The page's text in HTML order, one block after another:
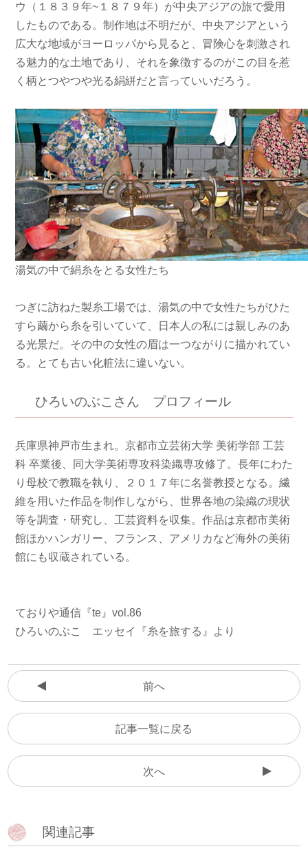
ウ（１８３９年~１８７９年）が中央アジアの旅で愛用
したものである。制作地は不明だが、中央アジアという
広大な地域がヨーロッパから見ると、冒険心を刺激され
る魅力的な土地であり、それを象徴するのがこの目を惹
く柄とつやつや光る絹絣だと言っていいだろう。
湯気の中で絹糸をとる女性たち
つぎに訪ねた製糸工場では、湯気の中で女性たちがひた
すら繭から糸を引いていて、日本人の私には親しみのあ
る光景だ。その中の女性の眉は一つながりに描かれてい
る。とても古い化粧法に違いない。
ひろいのぶこさん プロフィール
兵庫県神戸市生まれ。京都市立芸術大学 美術学部 工芸
科 卒業後、同大学美術専攻科染織専攻修了。長年にわた
り母校で教職を執り、２０１７年に名誉教授となる。繊
維を用いた作品を制作しながら、世界各地の染織の現状
等を調査・研究し、工芸資料を収集。作品は京都市美術
館ほかハンガリー、フランス、アメリカなど海外の美術
館にも収蔵されている。
ておりや通信『te』vol.86
ひろいのぶこ エッセイ『糸を旅する』より
前へ
記事一覧に戻る
次へ
関連記事